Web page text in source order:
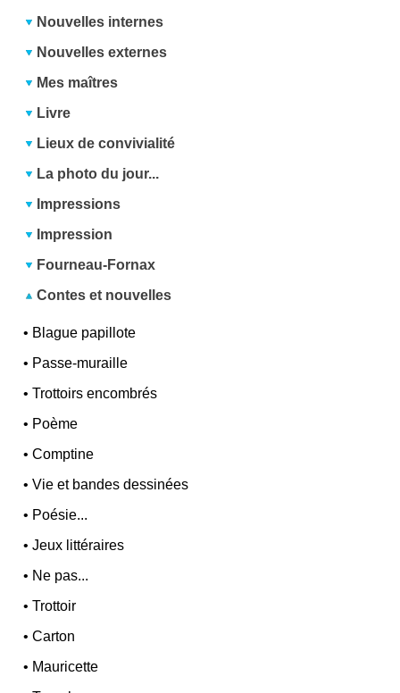
Nouvelles internes
Nouvelles externes
Mes maîtres
Livre
Lieux de convivialité
La photo du jour...
Impressions
Impression
Fourneau-Fornax
Contes et nouvelles
• Blague papillote
• Passe-muraille
•Trottoirs encombrés
• Poème
•Comptine
•Vie et bandes dessinées
• Poésie...
•Jeux littéraires
• Ne pas...
•Trottoir
•Carton
• Mauricette